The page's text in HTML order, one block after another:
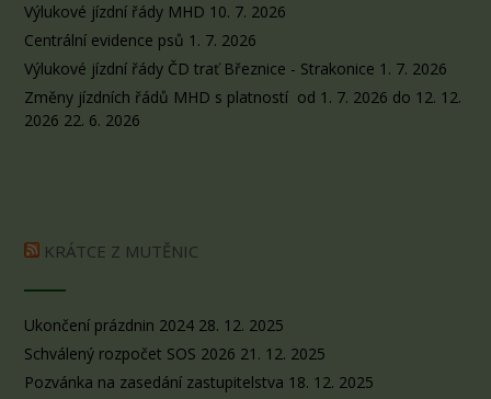
Výlukové jízdní řády MHD 10. 7. 2026
Centrální evidence psů 1. 7. 2026
Výlukové jízdní řády ČD trať Březnice - Strakonice 1. 7. 2026
Změny jízdních řádů MHD s platností od 1. 7. 2026 do 12. 12.
2026 22. 6. 2026
KRÁTCE Z MUTĚNIC
Ukončení prázdnin 2024 28. 12. 2025
Schválený rozpočet SOS 2026 21. 12. 2025
Pozvánka na zasedání zastupitelstva 18. 12. 2025